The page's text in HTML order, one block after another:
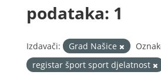
podataka: 1
Izdavači: Grad Našice
registar šport sport djelatnost